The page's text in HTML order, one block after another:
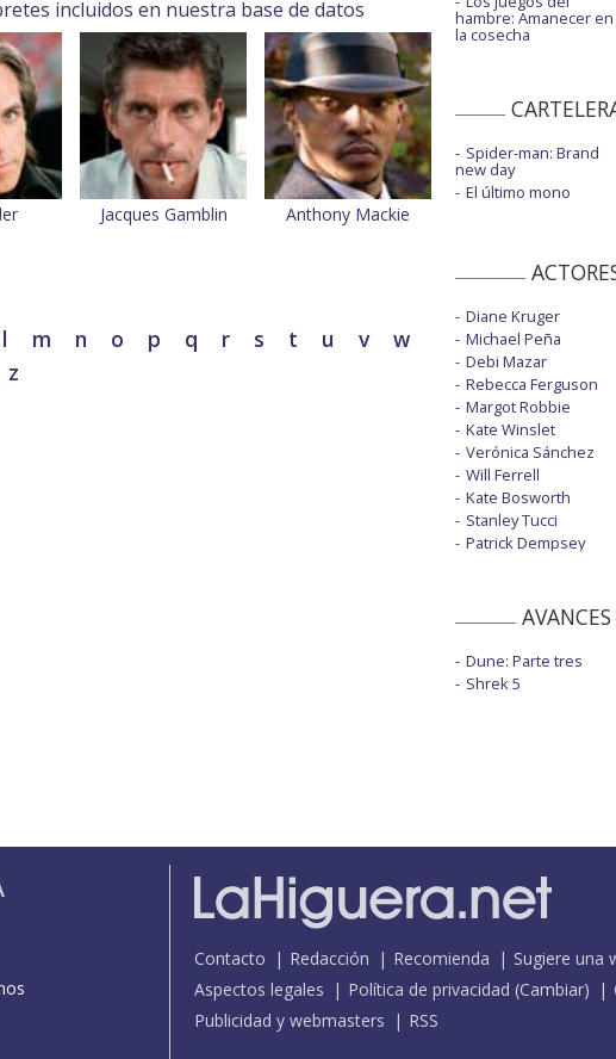
incluidos en nuestra base de datos
Jacques Gamblin Anthony Mackie
l m n o p q r s t u v
w
z
hambre: Amanecer en
la cosecha
Spider-man: Brand
new day
El último mono
Diane Kruger
Michael Peña
Debi Mazar
Rebecca Ferguson
Margot Robbie
Kate Winslet
Verónica Sánchez
Will Ferrell
Kate Bosworth
Stanley Tucci
Patrick Dempsey
Dune: Parte tres
Shrek 5
Contacto Redacción Recomienda
Sugiere una
Aspectos legales
Política de privacidad (Cambiar)
Publicidad y webmasters
RSS